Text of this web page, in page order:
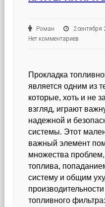
Роман 2
Нет комментариев
Прокладка
является одним из
которые, хоть и не
взгляд, играют
надежной и
системы. Этот
важный элемент
множества
топлива,
систему и общим
топливного